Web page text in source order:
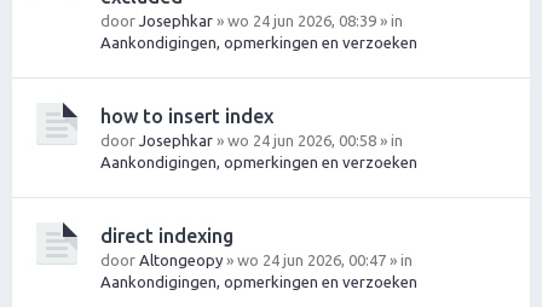
door Josephkar » wo 24 jun 2026, 08:39 » in
Aankondigingen, opmerkingen en verzoeken
how to insert index
door Josephkar » wo 24 jun 2026, 00:58 » in
Aankondigingen, opmerkingen en verzoeken
direct indexing
door Altongeopy » wo 24 jun 2026, 00:47 » in
Aankondigingen, opmerkingen en verzoeken